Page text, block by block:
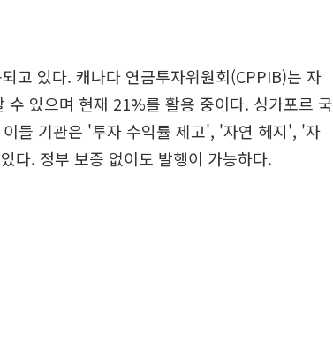
고 있다. 캐나다 연금투자위원회(CPPIB)는 자
있으며 현재 21%를 활용 중이다. 싱가포르 국
들 기관은 '투자 수익률 제고', '자연 헤지', '자
다. 정부 보증 없이도 발행이 가능하다.